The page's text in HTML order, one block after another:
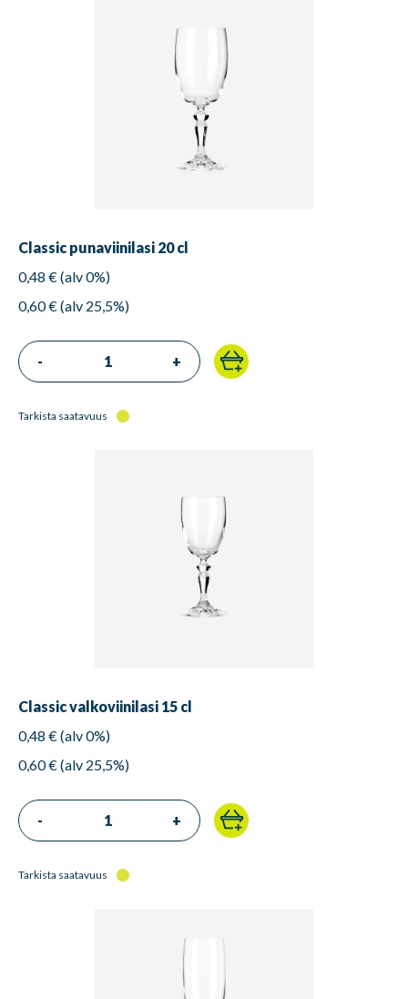
Classic punaviinilasi 20 cl
0,48 € (alv 0%)
0,60 € (alv 25,5%)
- +
Tarkista saatavuus
Classic valkoviinilasi 15 cl
0,48 € (alv 0%)
0,60 € (alv 25,5%)
- +
Tarkista saatavuus